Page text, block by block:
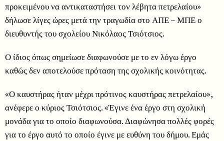
προκειμένου να αντικαταστήσει τον λέβητα πετρελαίου»
δήλωσε λίγες ώρες μετά την τραγωδία στο ΑΠΕ – ΜΠΕ ο
διευθυντής του σχολείου Νικόλαος Τσιότσιος.
Ο ίδιος όπως σημείωσε διαφωνούσε με το εν λόγω έργο
καθώς δεν αποτελούσε πρόταση της σχολικής κοινότητας.
«Ο καυστήρας ήταν μέχρι πρότινος καυστήρας πετρελαίου»,
ανέφερε ο κύριος Τσιότσιος. «Έγινε ένα έργο στη σχολική
μονάδα για το οποίο διαφωνούσα. Διαφώνησα πολλές φορές
για το έργο αυτό το οποίο έγινε με ευθύνη του δήμου. Εμάς